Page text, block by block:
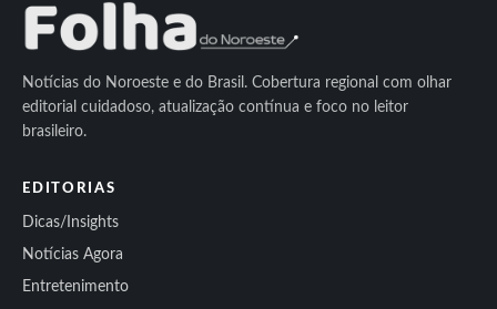
Notícias do Noroeste e do Brasil. Cobertura regional com olhar
editorial cuidadoso, atualização contínua e foco no leitor
brasileiro.
EDITORIAS
Dicas/Insights
Notícias Agora
Entretenimento